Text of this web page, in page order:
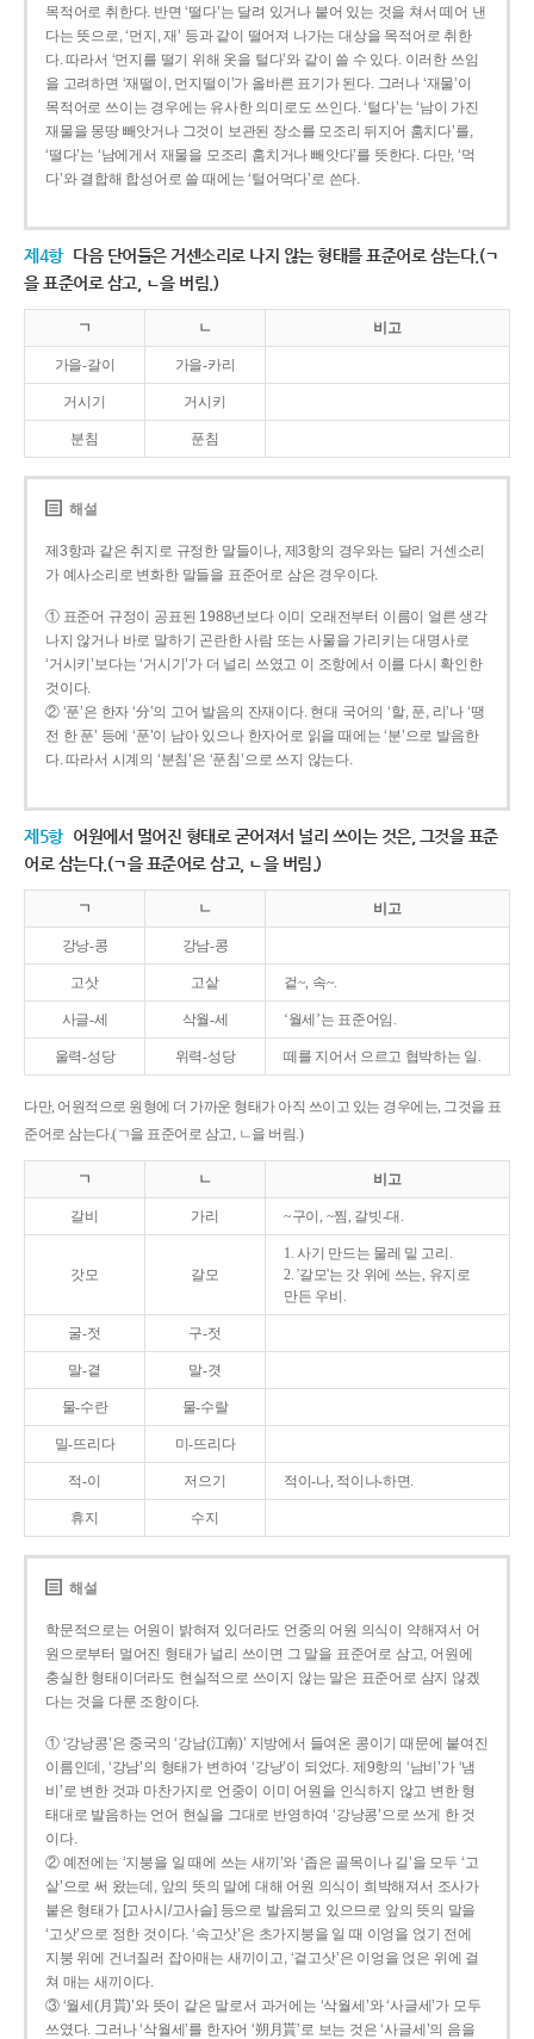
목적어로 취한다. 반면 ‘떨다’는 달려 있거나 붙어 있는 것을 쳐서 떼어 낸
다는 뜻으로, ‘먼지, 재’ 등과 같이 떨어져 나가는 대상을 목적어로 취한
다. 따라서 ‘먼지를 떨기 위해 옷을 털다’와 같이 쓸 수 있다. 이러한 쓰임
을 고려하면 ‘재떨이, 먼지떨이’가 올바른 표기가 된다. 그러나 ‘재물’이
목적어로 쓰이는 경우에는 유사한 의미로도 쓰인다. ‘털다’는 ‘남이 가진
재물을 몽땅 빼앗거나 그것이 보관된 장소를 모조리 뒤지어 훔치다’를,
‘떨다’는 ‘남에게서 재물을 모조리 훔치거나 빼앗다’를 뜻한다. 다만, ‘먹
다’와 결합해 합성어로 쓸 때에는 ‘털어먹다’로 쓴다.
제4항 다음 단어들은 거센소리로 나지 않는 형태를 표준어로 삼는다.(ㄱ
을 표준어로 삼고, ㄴ을 버림.)
ㄱ ㄴ 비고
가을-갈이 가을-카리
거시기 거시키
분침 푼침
해설
제3항과 같은 취지로 규정한 말들이나, 제3항의 경우와는 달리 거센소리
가 예사소리로 변화한 말들을 표준어로 삼은 경우이다.
① 표준어 규정이 공표된 1988년보다 이미 오래전부터 이름이 얼른 생각
나지 않거나 바로 말하기 곤란한 사람 또는 사물을 가리키는 대명사로
‘거시키’보다는 ‘거시기’가 더 널리 쓰였고 이 조항에서 이를 다시 확인한
것이다.
② ‘푼’은 한자 ‘分’의 고어 발음의 잔재이다. 현대 국어의 ‘할, 푼, 리’나 ‘땡
전 한 푼’ 등에 ‘푼’이 남아 있으나 한자어로 읽을 때에는 ‘분’으로 발음한
다. 따라서 시계의 ‘분침’은 ‘푼침’으로 쓰지 않는다.
제5항 어원에서 멀어진 형태로 굳어져서 널리 쓰이는 것은, 그것을 표준
어로 삼는다.(ㄱ을 표준어로 삼고, ㄴ을 버림.)
ㄱ ㄴ 비고
강낭-콩 강남-콩
고삿 고샅 겉~, 속~.
사글-세 삭월-세 ‘월세’는 표준어임.
울력-성당 위력-성당 떼를 지어서 으르고 협박하는 일.
다만, 어원적으로 원형에 더 가까운 형태가 아직 쓰이고 있는 경우에는, 그것을 표
준어로 삼는다.(ㄱ을 표준어로 삼고, ㄴ을 버림.)
ㄱ ㄴ 비고
갈비 가리 ~구이, ~찜, 갈빗-대.
갓모 갈모
1. 사기 만드는 물레 밑 고리.
2. '갈모'는 갓 위에 쓰는, 유지로
만든 우비.
굴-젓 구-젓
말-곁 말-겻
물-수란 물-수랄
밀-뜨리다 미-뜨리다
적-이 저으기 적이-나, 적이나-하면.
휴지 수지
해설
학문적으로는 어원이 밝혀져 있더라도 언중의 어원 의식이 약해져서 어
원으로부터 멀어진 형태가 널리 쓰이면 그 말을 표준어로 삼고, 어원에
충실한 형태이더라도 현실적으로 쓰이지 않는 말은 표준어로 삼지 않겠
다는 것을 다룬 조항이다.
① ‘강낭콩’은 중국의 ‘강남(江南)’ 지방에서 들여온 콩이기 때문에 붙여진
이름인데, ‘강남’의 형태가 변하여 ‘강낭’이 되었다. 제9항의 ‘남비’가 ‘냄
비’로 변한 것과 마찬가지로 언중이 이미 어원을 인식하지 않고 변한 형
태대로 발음하는 언어 현실을 그대로 반영하여 ‘강낭콩’으로 쓰게 한 것
이다.
② 예전에는 ‘지붕을 일 때에 쓰는 새끼’와 ‘좁은 골목이나 길’을 모두 ‘고
샅’으로 써 왔는데, 앞의 뜻의 말에 대해 어원 의식이 희박해져서 조사가
붙은 형태가 [고사시/고사슬] 등으로 발음되고 있으므로 앞의 뜻의 말을
‘고삿’으로 정한 것이다. ‘속고삿’은 초가지붕을 일 때 이엉을 얹기 전에
지붕 위에 건너질러 잡아매는 새끼이고, ‘겉고삿’은 이엉을 얹은 위에 걸
쳐 매는 새끼이다.
③ ‘월세(月貰)’와 뜻이 같은 말로서 과거에는 ‘삭월세’와 ‘사글세’가 모두
쓰였다. 그러나 ‘삭월세’를 한자어 ‘朔月貰’로 보는 것은 ‘사글세’의 음을